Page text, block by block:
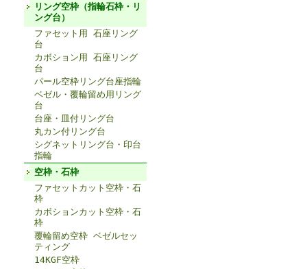
リング空枠（指輪石枠・リ
ング台）
ファセット用 石座リング
台
カボション用 石座リング
台
パール空枠リング台座指輪
ベゼル・覆輪留め用リング
台
台座・皿付リング台
丸カン付リング台
シグネットリング台・印台
指輪
空枠・石枠
ファセットカット空枠・石
枠
カボションカット空枠・石
枠
覆輪留め空枠 ベゼルセッ
ティング
14KGF空枠